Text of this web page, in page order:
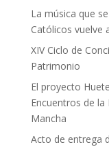
La música que
Católicos vuelve
XIV Ciclo de
Patrimonio
El proyecto
Encuentros de
Mancha
Acto de entrega